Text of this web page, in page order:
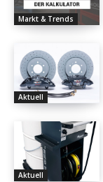
Markt & Trends
Aktuell
Aktuell